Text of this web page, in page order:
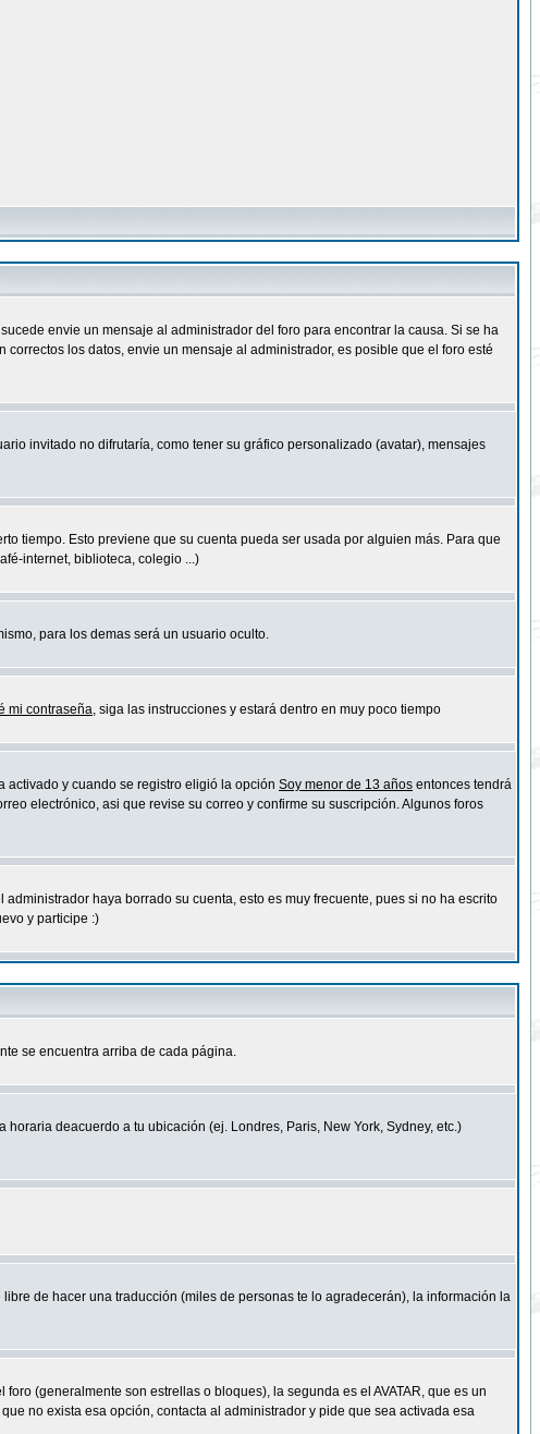
envie un mensaje al administrador del foro para encontrar la causa. Si se ha
los datos, envie un mensaje al administrador, es posible que el foro esté
invitado no difrutaría, como tener su gráfico personalizado (avatar), mensajes
tiempo. Esto previene que su cuenta pueda ser usada por alguien más. Para que
internet, biblioteca, colegio ...)
para los demas será un usuario oculto.
mi contraseña, siga las instrucciones y estará dentro en muy poco tiempo
activado y cuando se registro eligió la opción Soy menor de 13 años entonces tendrá
electrónico, asi que revise su correo y confirme su suscripción. Algunos foros
haya borrado su cuenta, esto es muy frecuente, pues si no ha escrito
y participe :)
se encuentra arriba de cada página.
deacuerdo a tu ubicación (ej. Londres, Paris, New York, Sydney, etc.)
de hacer una traducción (miles de personas te lo agradecerán), la información la
(generalmente son estrellas o bloques), la segunda es el AVATAR, que es un
no exista esa opción, contacta al administrador y pide que sea activada esa